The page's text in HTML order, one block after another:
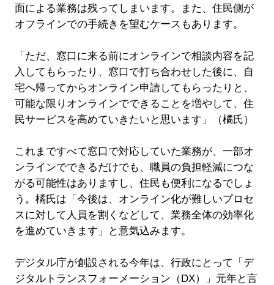
面による業務は残ってしまいます。また、住民側が
オフラインでの手続きを望むケースもあります。
「ただ、窓口に来る前にオンラインで相談内容を記
入してもらったり、窓口で打ち合わせした後に、自
宅へ帰ってからオンライン申請してもらったりと、
可能な限りオンラインでできることを増やして、住
民サービスを高めていきたいと思います」（橘氏）
これまですべて窓口で対応していた業務が、一部オ
ンラインでできるだけでも、職員の負担軽減につな
がる可能性はありますし、住民も便利になるでしょ
う。橘氏は「今後は、オンライン化が難しいプロセ
スに対して人員を割くなどして、業務全体の効率化
を進めていきます」と意気込みます。
デジタル庁が創設される今年は、行政にとって「デ
ジタルトランスフォーメーション（DX）」元年と言